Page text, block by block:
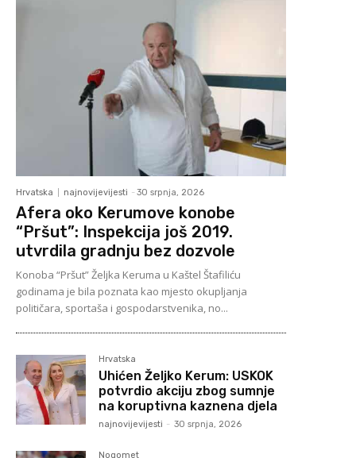
Hrvatska najnovijevijesti - 30 srpnja, 2026
Afera oko Kerumove konobe
“Pršut”: Inspekcija još 2019.
utvrdila gradnju bez dozvole
Konoba “Pršut” Željka Keruma u Kaštel Štafiliću
godinama je bila poznata kao mjesto okupljanja
političara, sportaša i gospodarstvenika, no...
Hrvatska
Uhićen Željko Kerum: USKOK
potvrdio akciju zbog sumnje
na koruptivna kaznena djela
najnovijevijesti - 30 srpnja, 2026
Nogomet